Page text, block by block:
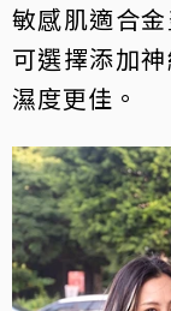
敏感肌適合
可選擇添加
濕度更佳。